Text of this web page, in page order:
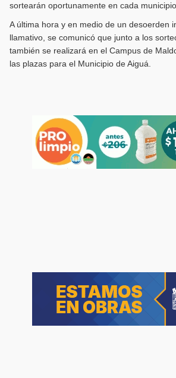
sortearán oportunamente en cada municipio.
A última hora y en medio de un desoerden
llamativo, se comunicó que junto a los
también se realizará en el Campus de
las plazas para el Municipio de Aiguá.